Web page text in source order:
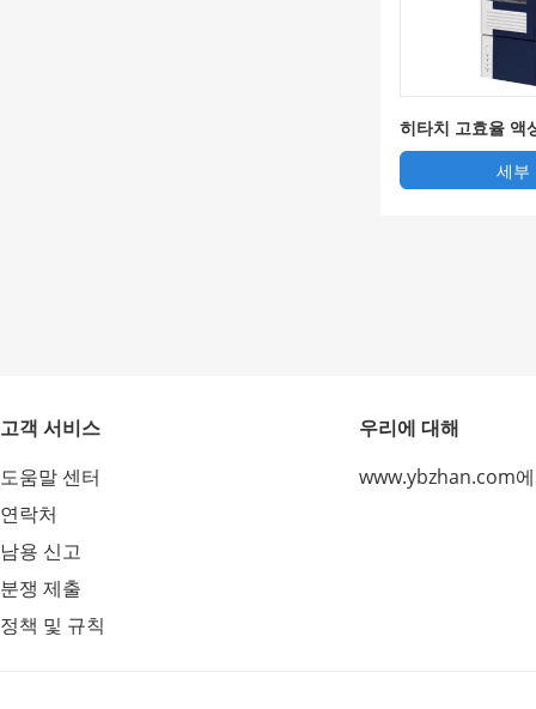
히타치 고효율 액
omaster
세부
고객 서비스
도움말 센터
연락처
남용 신고
분쟁 제출
정책 및 규칙
우리에 대해
www.ybzhan.com